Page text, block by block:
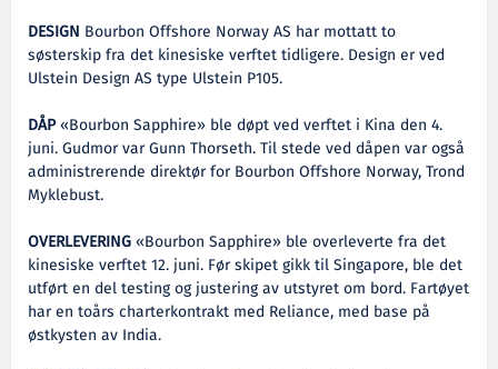
DESIGN Bourbon Offshore Norway AS har mottatt to
søsterskip fra det kinesiske verftet tidligere. Design er ved
Ulstein Design AS type Ulstein P105.
DÅP«Bourbon Sapphire» ble døpt ved verftet i Kina den 4.
juni. Gudmor var Gunn Thorseth. Til stede ved dåpen var også
administrerende direktør for Bourbon Offshore Norway, Trond
Myklebust.
OVERLEVERING«Bourbon Sapphire» ble overleverte fra det
kinesiske verftet 12. juni. Før skipet gikk til Singapore, ble det
utført en del testing og justering av utstyret om bord. Fartøyet
har en toårs charterkontrakt med Reliance, med base på
østkysten av India.